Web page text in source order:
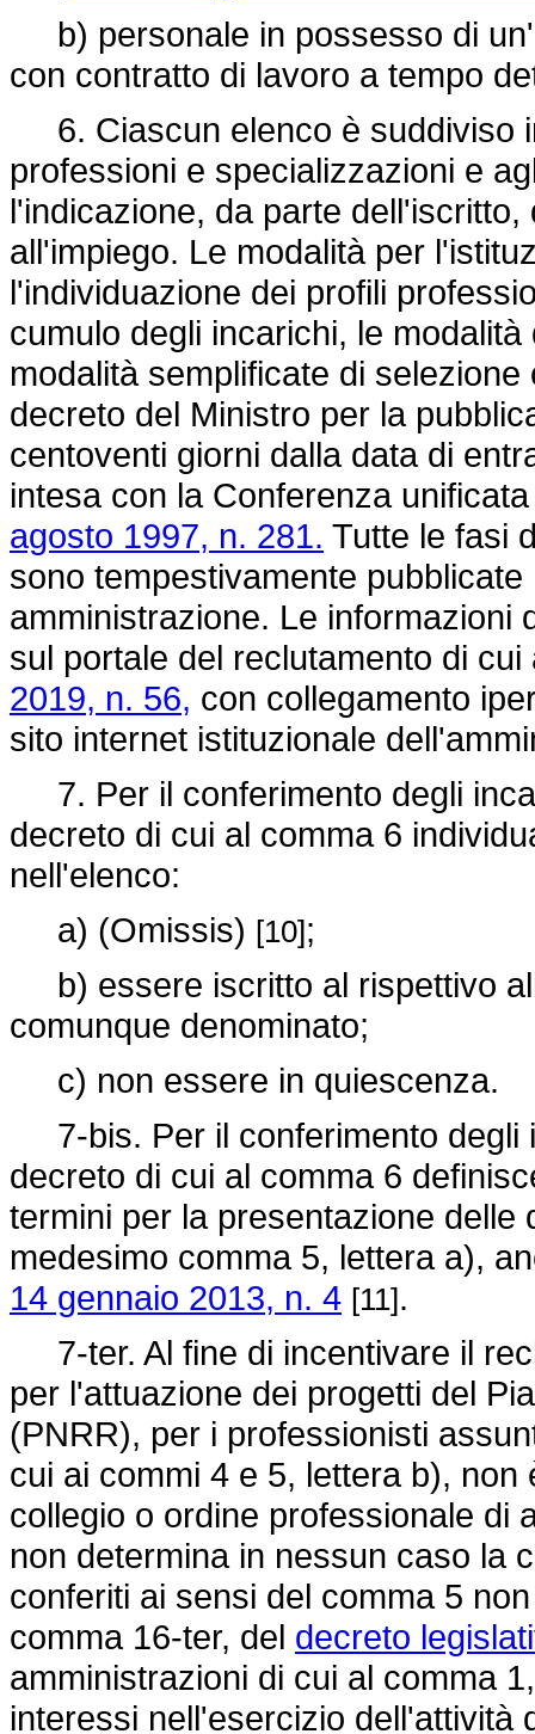
b) personale in possesso di
con contratto di lavoro a tempo
6. Ciascun elenco è suddiviso
professioni e specializzazioni e
l'indicazione, da parte
all'impiego. Le modalità per
l'individuazione dei profili
cumulo degli incarichi, le
modalità semplificate di
decreto del Ministro per la
centoventi giorni dalla data di
intesa con la Conferenza
agosto 1997, n. 281. Tutte le fasi
sono tempestivamente
amministrazione. Le informazioni
sul portale del reclutamento di
2019, n. 56, con collegamento
sito internet istituzionale
7. Per il conferimento degli
decreto di cui al comma 6
nell'elenco:
a) (Omissis) [10];
b) essere iscritto al rispettivo
comunque denominato;
c) non essere in quiescenza.
7-bis. Per il conferimento degli
decreto di cui al comma 6
termini per la presentazione
medesimo comma 5, lettera a),
14 gennaio 2013, n. 4 [11].
7-ter. Al fine di incentivare il
per l'attuazione dei progetti del
(PNRR), per i professionisti
cui ai commi 4 e 5, lettera b),
collegio o ordine professionale di
non determina in nessun caso la
conferiti ai sensi del comma 5
comma 16-ter, del decreto
amministrazioni di cui al comma
interessi nell'esercizio dell'attività